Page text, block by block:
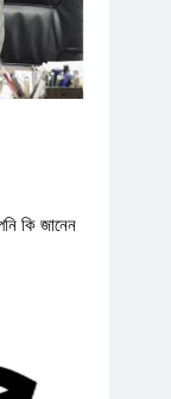
কি জানেন